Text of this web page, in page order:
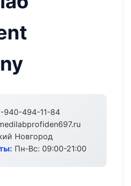
940-494-11-84
Новгород
Пн-Вс: 09:00-21:00